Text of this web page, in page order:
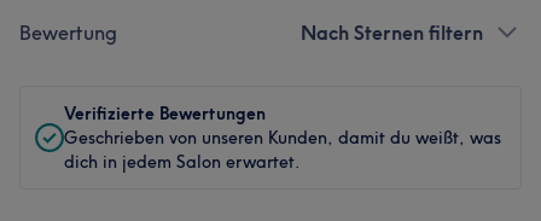
Bewertung Nach Sternen filtern
Verifizierte Bewertungen
Geschrieben von unseren Kunden, damit du weißt, was
dich in jedem Salon erwartet.